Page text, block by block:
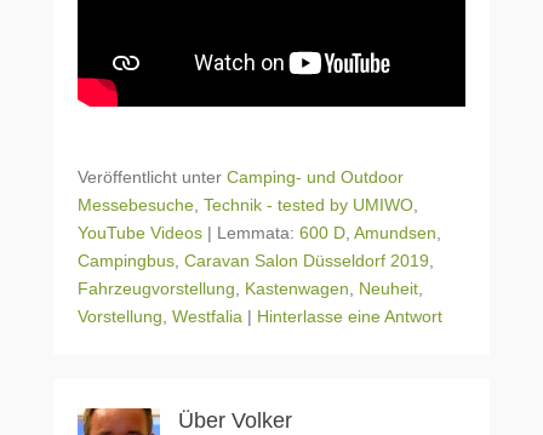
Veröffentlicht unter Camping- und Outdoor
Messebesuche Technik - tested by UMIWO
YouTube Videos | Lemmata: 600 D Amundsen
Campingbus Caravan Salon Düsseldorf 2019
Fahrzeugvorstellung
Kastenwagen Neuheit
Vorstellung Westfalia | Hinterlasse eine Antwort
Über Volker